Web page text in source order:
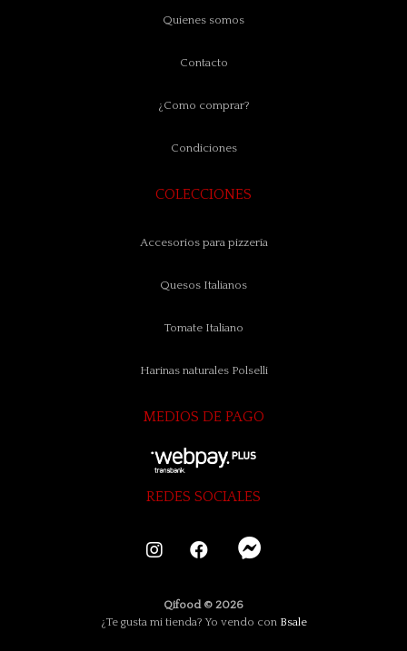
Quienes somos
Contacto
¿Como comprar?
Condiciones
COLECCIONES
Accesorios para pizzería
Quesos Italianos
Tomate Italiano
Harinas naturales Polselli
MEDIOS DE PAGO
REDES SOCIALES
Qifood © 2026
¿Te gusta mi tienda? Yo vendo con Bsale